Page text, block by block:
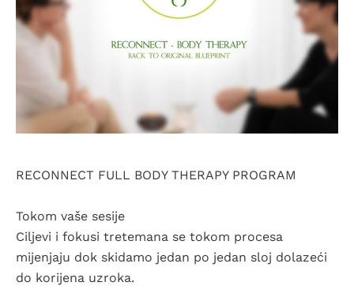
RECONNECT FULL BODY THERAPY PROGRAM
Tokom vaše sesije
Ciljevi i fokusi tretemana se tokom procesa
mijenjaju dok skidamo jedan po jedan sloj dolazeći
do korijena uzroka.